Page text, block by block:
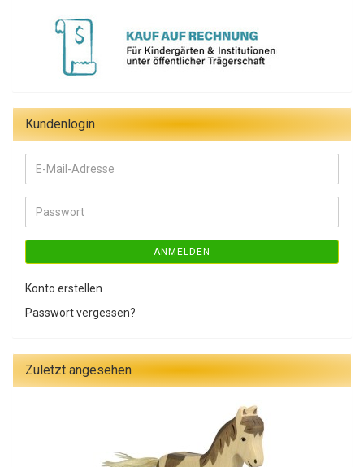
Kundenlogin
E-
Mail-
Adresse
Passwort
ANMELDEN
Konto erstellen
Passwort vergessen?
Zuletzt angesehen